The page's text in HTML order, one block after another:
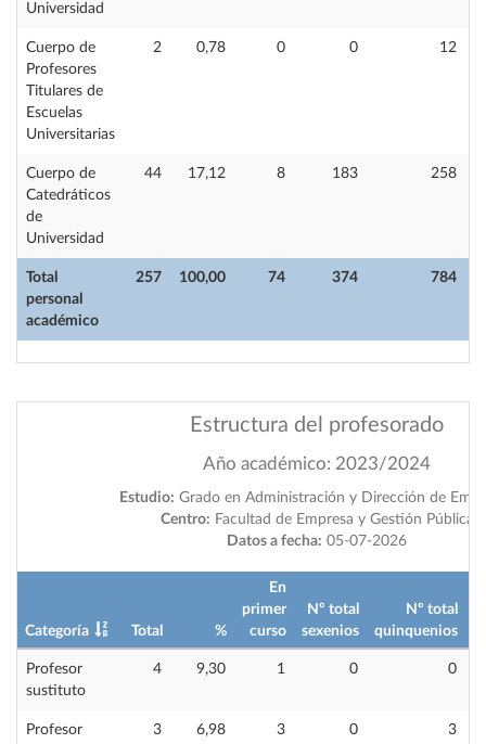
Total
personal
académico
257 100,00 74 374 784
Universidad
Cuerpo de
Profesores
Titulares de
Escuelas
Universitarias
2 0,78 0 0 12
Cuerpo de
Catedráticos
de
Universidad
44 17,12 8 183 258
Estructura del profesorado
Año académico: 2023/2024
Estudio: Grado en Administración y Dirección de
Centro: Facultad de Empresa y Gestión Pública
Datos a fecha: 05-07-2026
Categoría Total %
En
primer
curso
Nº total
sexenios
Nº total
quinquenios
Profesor
sustituto
4 9,30 1 0 0
Profesor 3 6,98 3 0 3